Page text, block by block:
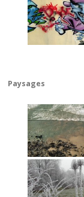
Paysages